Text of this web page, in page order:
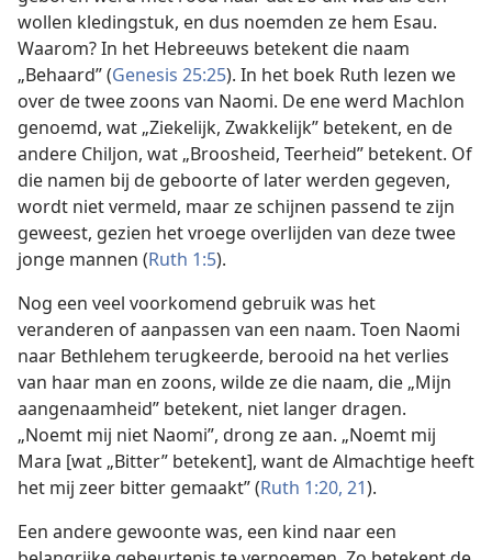
wollen kledingstuk, en dus noemden ze hem Esau.
Waarom? In het Hebreeuws betekent die naam
„Behaard” (Genesis 25:25). In het boek Ruth lezen we
over de twee zoons van Naomi. De ene werd Machlon
genoemd, wat „Ziekelijk, Zwakkelijk” betekent, en de
andere Chiljon, wat „Broosheid, Teerheid” betekent. Of
die namen bij de geboorte of later werden gegeven,
wordt niet vermeld, maar ze schijnen passend te zijn
geweest, gezien het vroege overlijden van deze twee
jonge mannen (Ruth 1:5).
Nog een veel voorkomend gebruik was het
veranderen of aanpassen van een naam. Toen Naomi
naar Bethlehem terugkeerde, berooid na het verlies
van haar man en zoons, wilde ze die naam, die „Mijn
aangenaamheid” betekent, niet langer dragen.
„Noemt mij niet Naomi”, drong ze aan. „Noemt mij
Mara [wat „Bitter” betekent], want de Almachtige heeft
het mij zeer bitter gemaakt” (Ruth 1:20, 21).
Een andere gewoonte was, een kind naar een